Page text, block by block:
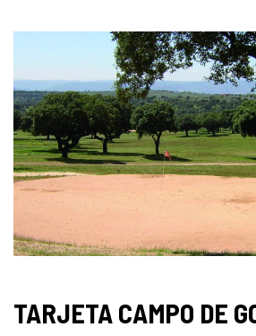
DE
IMÁGENES
TARJETA CAMPO DE